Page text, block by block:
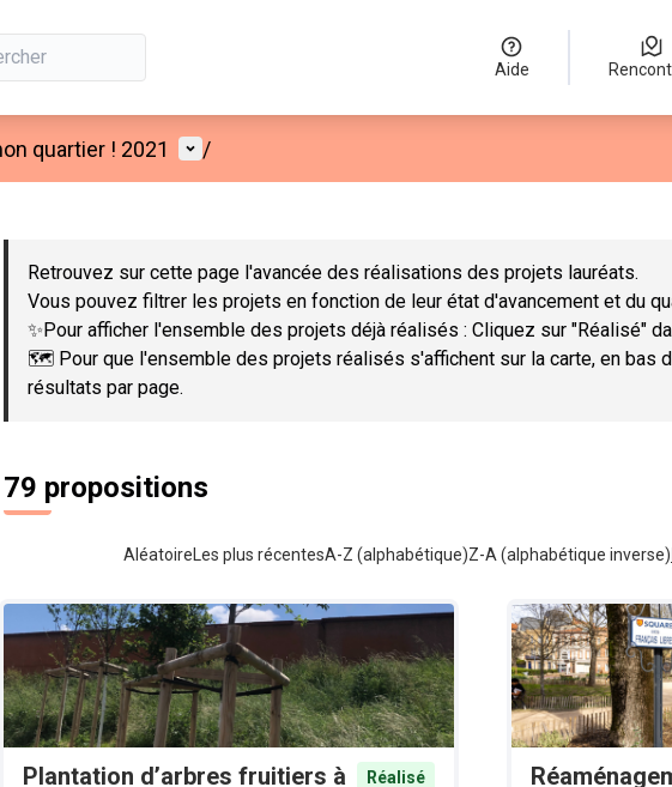
Aide
quartier ! 2021 Menu utilisateur
/
la carte
Retrouvez sur cette page l'avancée des réalisations des projets lauréats.
Vous pouvez filtrer les projets en fonction de leur état d'avancement et du
✨Pour afficher l'ensemble des projets déjà réalisés : Cliquez sur "Réalisé"
🗺️ Pour que l'ensemble des projets réalisés s'affichent sur la carte, en bas
résultats par page.
79 propositions
Aléatoire Les plus récentesA-Z (alphabétique)Z-A (alphabétique inverse)
Plantation d’arbres fruitiers à
Réalisé